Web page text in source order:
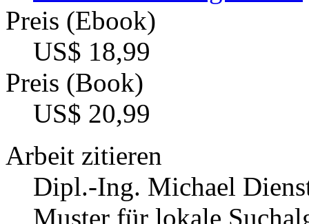
Preis (Ebook)
US$ 18,99
Preis (Book)
US$ 20,99
Arbeit zitieren
Dipl.-Ing. Michael
Muster für lokale